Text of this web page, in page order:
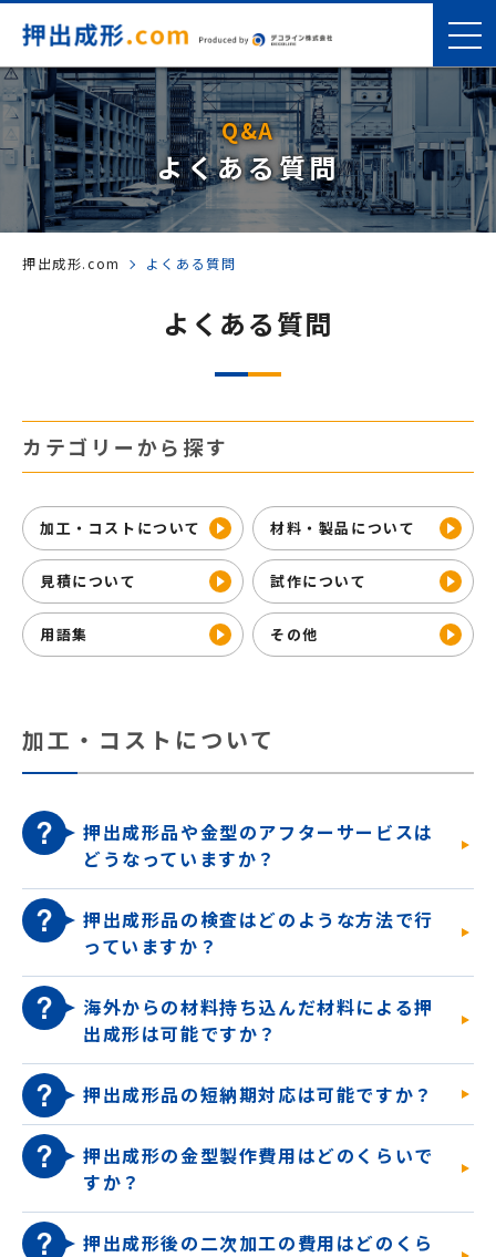
Q&A
よくある質問
押出成形.com よくある質問
よくある質問
カテゴリーから探す
加工・コストについて 材料・製品について
見積について 試作について
用語集 その他
加工・コストについて
押出成形品や金型のアフターサービスは
どうなっていますか？
押出成形品の検査はどのような方法で行
っていますか？
海外からの材料持ち込んだ材料による押
出成形は可能ですか？
押出成形品の短納期対応は可能ですか？
押出成形の金型製作費用はどのくらいで
すか？
押出成形後の二次加工の費用はどのくら